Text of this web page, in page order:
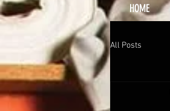
HOME
All Posts